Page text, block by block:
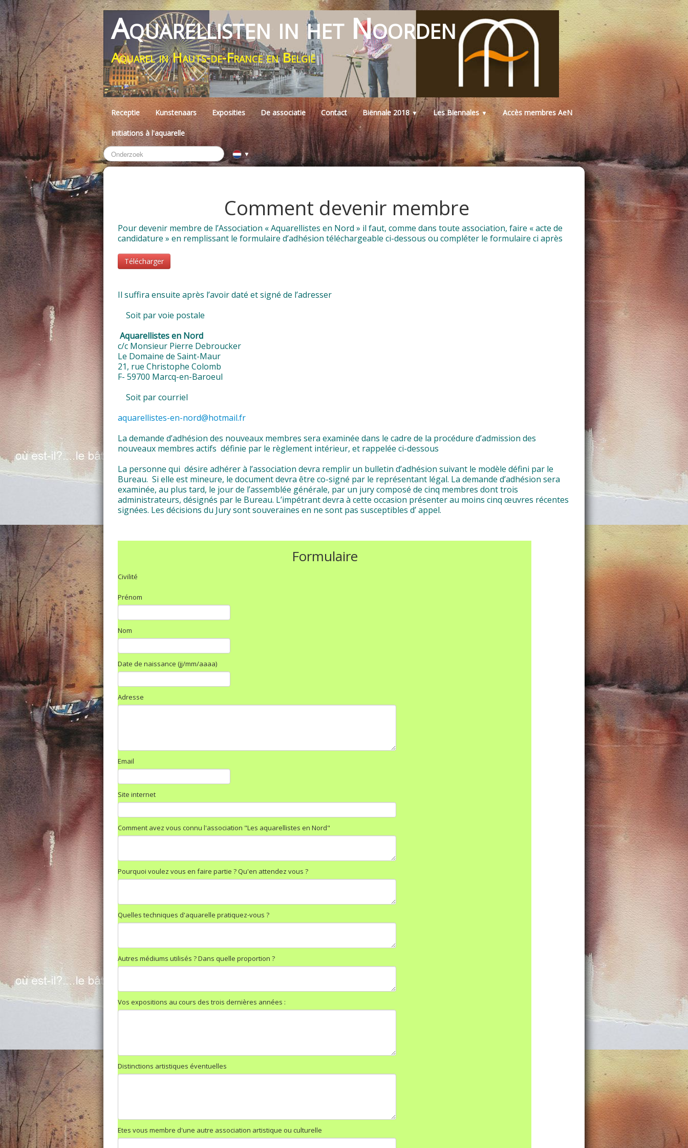
Aquarellisten in het Noorden
Aquarel in Hauts-de-France en België
Receptie Kunstenaars Exposities De associatie Contact Biënnale 2018▼ Les Biennales▼ Accès membres AeN
Initiations à l'aquarelle
▼
Comment devenir membre
Pour devenir membre de l’Association « Aquarellistes en Nord » il faut, comme dans toute association, faire « acte de
candidature » en remplissant le formulaire d’adhésion téléchargeable ci-dessous ou compléter le formulaire ci après
Télécharger
Il suffira ensuite après l’avoir daté et signé de l’adresser
Soit par voie postale
Aquarellistes en Nord
c/c Monsieur Pierre Debroucker
Le Domaine de Saint-Maur
21, rue Christophe Colomb
F- 59700 Marcq-en-Baroeul
Soit par courriel
aquarellistes-en-nord@hotmail.fr
La demande d’adhésion des nouveaux membres sera examinée dans le cadre de la procédure d’admission des
nouveaux membres actifs définie par le règlement intérieur, et rappelée ci-dessous
La personne qui désire adhérer à l’association devra remplir un bulletin d’adhésion suivant le modèle défini par le
Bureau. Si elle est mineure, le document devra être co-signé par le représentant légal. La demande d’adhésion sera
examinée, au plus tard, le jour de l’assemblée générale, par un jury composé de cinq membres dont trois
administrateurs, désignés par le Bureau. L’impétrant devra à cette occasion présenter au moins cinq œuvres récentes
signées. Les décisions du Jury sont souveraines en ne sont pas susceptibles d’ appel.
Formulaire
Civilité
Prénom
Nom
Date de naissance (jj/mm/aaaa)
Adresse
Email
Site internet
Comment avez vous connu l'association "Les aquarellistes en Nord"
Pourquoi voulez vous en faire partie ? Qu'en attendez vous ?
Quelles techniques d'aquarelle pratiquez-vous ?
Autres médiums utilisés ? Dans quelle proportion ?
Vos expositions au cours des trois dernières années :
Distinctions artistiques éventuelles
Etes vous membre d'une autre association artistique ou culturelle